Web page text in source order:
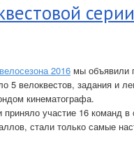
2016 мы объявили
5 велоквестов, задания и
кинематографа.
приняло участие 16 команд
стали только самые